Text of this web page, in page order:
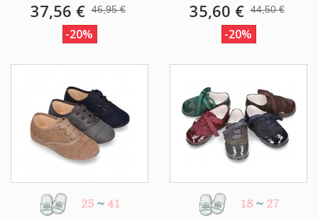
37,56 € 46,95 €
-20%
35,60 € 44,50 €
-20%
25 ~ 41 18 ~ 27